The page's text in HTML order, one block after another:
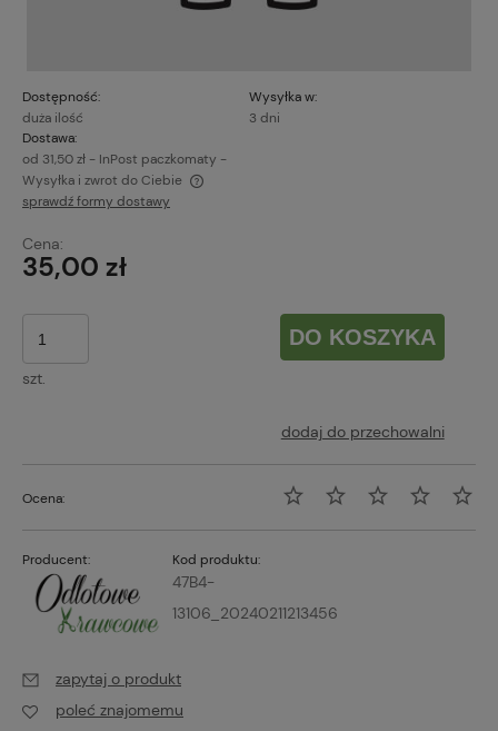
Dostępność:
duża ilość
Wysyłka w:
3 dni
Dostawa:
od 31,50 zł - InPost paczkomaty -
Wysyłka i zwrot do Ciebie
Cena nie zawiera ewentualnych kosztów płatności
sprawdź formy dostawy
Cena:
35,00 zł
szt.
DO KOSZYKA
dodaj do przechowalni
Ocena:
Producent: Kod produktu:
47B4-
13106_20240211213456
zapytaj o produkt
poleć znajomemu